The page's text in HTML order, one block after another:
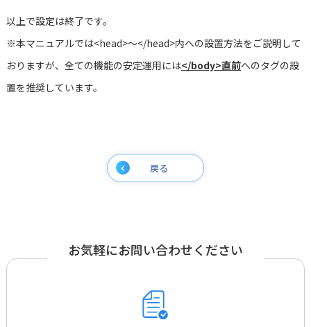
以上で設定は終了です。
※本マニュアルでは<head>～</head>内への設置方法をご説明して
おりますが、全ての機能の安定運用には</body>直前へのタグの設
置を推奨しています。
戻る
お気軽にお問い合わせください